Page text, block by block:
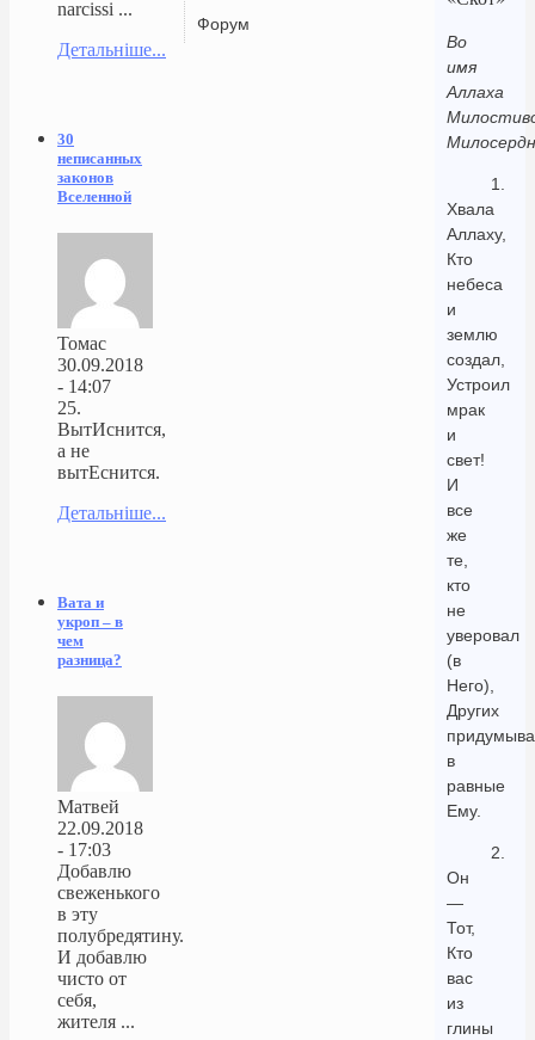
Форум
Во
имя
Аллаха
1.
Хвала
Аллаху,
Кто
небеса
и
землю
создал,
Устроил
мрак
и
свет!
И
все
же
те,
кто
не
уверовал
(в
Него),
Других
в
равные
Ему.
2.
Он
—
Тот,
Кто
вас
из
глины
narcissi ...
Детальніше...
30
неписанных
законов
Вселенной
Томас
30.09.2018
- 14:07
25.
ВытИснится,
а не
вытЕснится.
Детальніше...
Вата и
укроп – в
чем
разница?
Матвей
22.09.2018
- 17:03
Добавлю
свеженького
в эту
полубредятину.
И добавлю
чисто от
себя,
жителя ...